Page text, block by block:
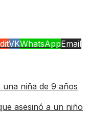
VKWhatsAppEmail
niña de 9 años
asesinó a un niño